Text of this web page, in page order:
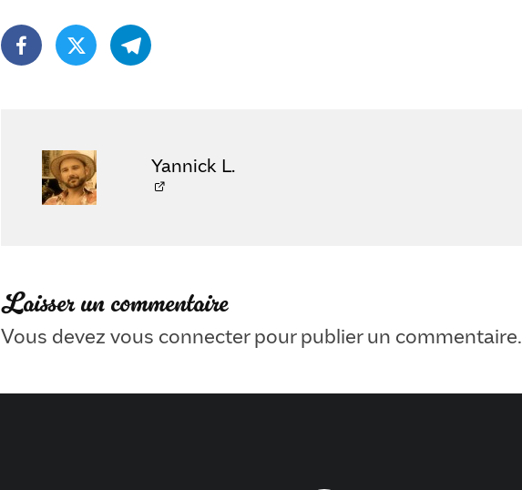
Yannick L.
Laisser un commentaire
Vous devez vous connecterpour publier un commentaire.